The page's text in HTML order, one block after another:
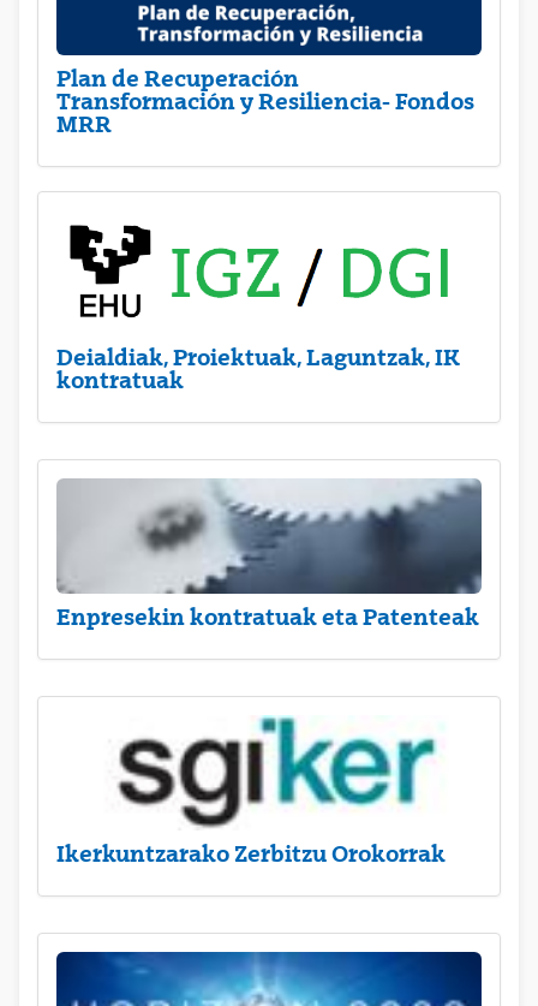
Plan de Recuperación
Transformación y Resiliencia- Fondos
MRR
Deialdiak, Proiektuak, Laguntzak, IK
kontratuak
Enpresekin kontratuak eta Patenteak
Ikerkuntzarako Zerbitzu Orokorrak